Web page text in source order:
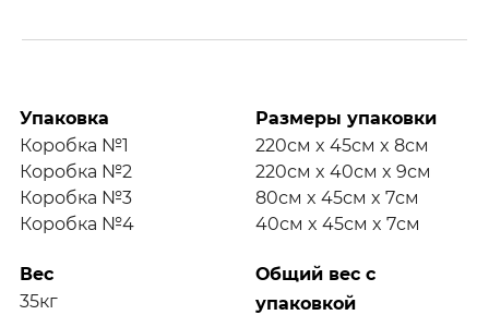
Упаковка
Коробка №1
Коробка №2
Коробка №3
Коробка №4
Размеры упаковки
220см x 45см x 8см
220см x 40см x 9см
80см x 45см x 7см
40см x 45см x 7см
Вес
35кг
Общий вес с
упаковкой